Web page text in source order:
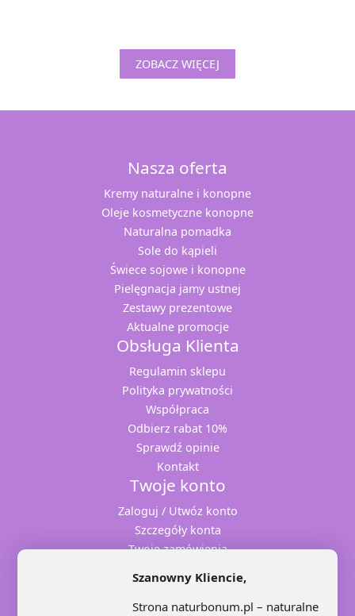
ZOBACZ WIĘCEJ
Nasza oferta
Kremy naturalne i konopne
Oleje kosmetyczne konopne
Naturalna pomadka
Sole do kąpieli
Świece sojowe i konopne
Pielęgnacja jamy ustnej
Zestawy prezentowe
Aktualne promocje
Obsługa Klienta
Regulamin sklepu
Polityka prywatności
Współpraca
Odbierz rabat 10%
Sprawdź opinie
Kontakt
Twoje konto
Zaloguj / Utwóz konto
Szczegóły konta
Twoje zamówienia
Szanowny Kliencie,
Strona naturbonum.pl – naturalne